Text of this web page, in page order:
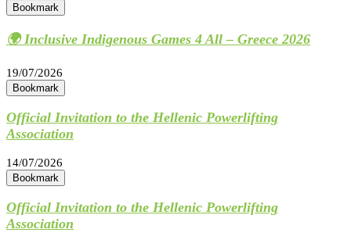
Bookmark
🌍 Inclusive Indigenous Games 4 All – Greece 2026
19/07/2026
Bookmark
Official Invitation to the Hellenic Powerlifting
Association
14/07/2026
Bookmark
Official Invitation to the Hellenic Powerlifting
Association